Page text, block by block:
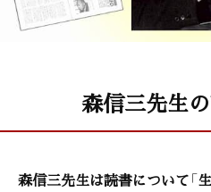
森信三先生の
森信三先生は読書について「